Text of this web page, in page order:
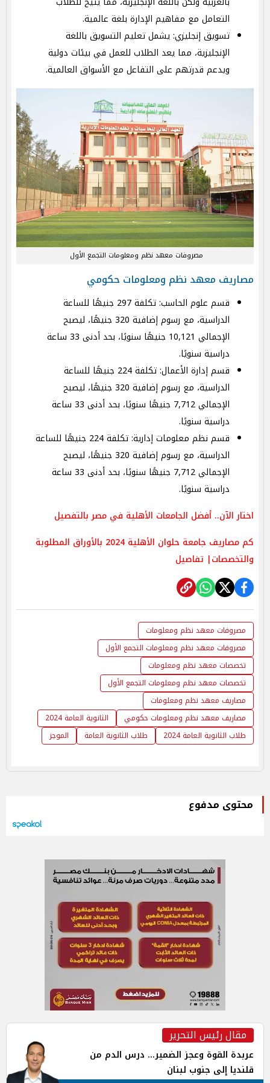
التعامل مع مفاهيم الإدارة بلغة عالمية.
تسويق إنجليزي: يشمل تعليم التسويق باللغة
الإنجليزية، مما يعد الطلاب للعمل في بيئات دولية
ويدعم قدرتهم على التفاعل مع الأسواق العالمية.
مصروفات معهد نظم ومعلومات التجمع الأول
مصاريف معهد نظم ومعلومات حكومي
قسم علوم الحاسب: تكلفة 297 جنيهًا للساعة
الدراسية، مع رسوم إضافية 320 جنيهًا، ليصبح
الإجمالي 10,121 جنيهًا سنويًا، بحد أدنى 33 ساعة
دراسية سنويًا.
قسم إدارة الأعمال: تكلفة 224 جنيهًا للساعة
الدراسية، مع رسوم إضافية 320 جنيهًا، ليصبح
الإجمالي 7,712 جنيهًا سنويًا، بحد أدنى 33 ساعة
دراسية سنويًا.
قسم نظم معلومات إدارية: تكلفة 224 جنيهًا للساعة
الدراسية، مع رسوم إضافية 320 جنيهًا، ليصبح
الإجمالي 7,712 جنيهًا سنويًا، بحد أدنى 33 ساعة
دراسية سنويًا.
اختار الآن.. أفضل الجامعات الأهلية في مصر بالتفصيل
كم مصاريف جامعة حلوان الأهلية 2024 بالأوراق المطلوبة
والتخصصات| تفاصيل
مصروفات معهد نظم ومعلومات
مصروفات معهد نظم ومعلومات التجمع الأول
تخصصات معهد نظم ومعلومات
تخصصات معهد نظم ومعلومات التجمع الأول
مصاريف معهد نظم ومعلومات
مصاريف معهد نظم ومعلومات حكومي
الثانوية العامة 2024
طلاب الثانوية العامة 2024
طلاب الثانوية العامة الموجز
محتوى مدفوع
مقال رئيس التحرير
عربدة القوة وعجز الضمير... درس الدم من
قلنديا إلى جنوب لبنان